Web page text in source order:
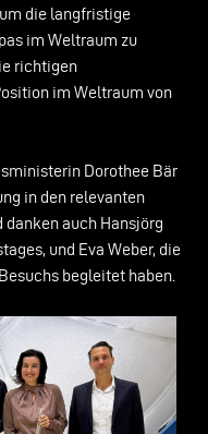
die langfristige
im Weltraum zu
richtigen
im Weltraum von
Dorothee Bär
in den relevanten
danken auch Hansjörg
und Eva Weber, die
begleitet haben.